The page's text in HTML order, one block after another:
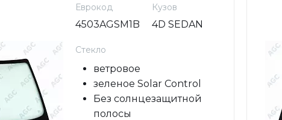
Еврокод
4503AGSM1B
Кузов
4D SEDAN
Стекло
ветровое
зеленое Solar Control
Без солнцезащитной
полосы